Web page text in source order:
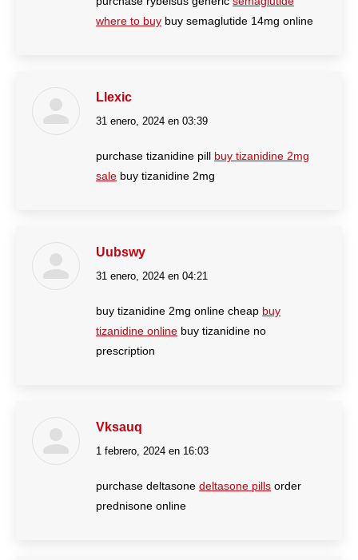
where to buy buy semaglutide 14mg online
Llexic
dice:
31 enero, 2024 en 03:39
purchase tizanidine pill buy tizanidine 2mg
sale buy tizanidine 2mg
Uubswy
dice:
31 enero, 2024 en 04:21
buy tizanidine 2mg online cheap buy
tizanidine online buy tizanidine no
prescription
Vksauq
dice:
1 febrero, 2024 en 16:03
purchase deltasone deltasone pills order
prednisone online